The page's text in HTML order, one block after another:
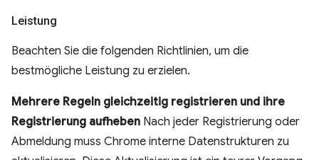
Leistung
Beachten Sie die folgenden Richtlinien, um die
bestmögliche Leistung zu erzielen.
Mehrere Regeln gleichzeitig registrieren und ihre
Registrierung aufheben Nach jeder Registrierung oder
Abmeldung muss Chrome interne Datenstrukturen zu